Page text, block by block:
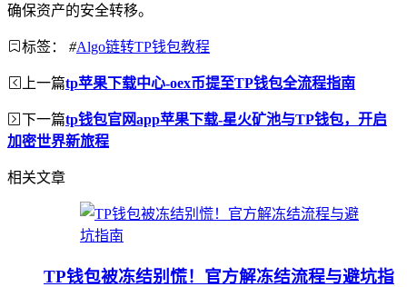
确保资产的安全转移。
标签： #Algo链转TP钱包教程
上一篇tp苹果下载中心-oex币提至TP钱包全流程指南
下一篇tp钱包官网app苹果下载-星火矿池与TP钱包，开启
加密世界新旅程
相关文章
TP钱包被冻结别慌！官方解冻结流程与避坑指